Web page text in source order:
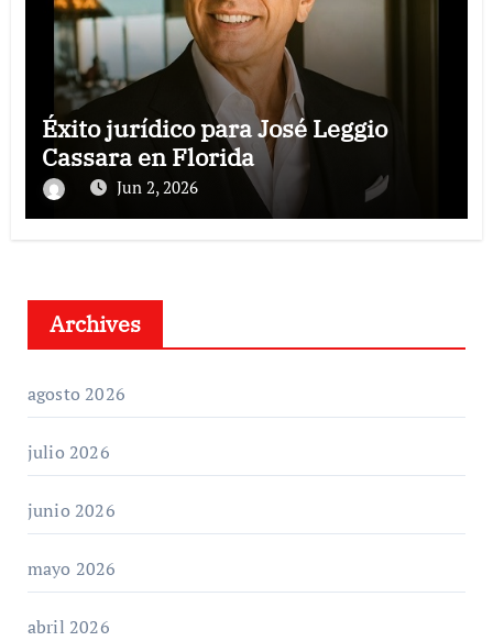
Éxito jurídico para José Leggio
Cassara en Florida
Jun 2, 2026
Archives
agosto 2026
julio 2026
junio 2026
mayo 2026
abril 2026